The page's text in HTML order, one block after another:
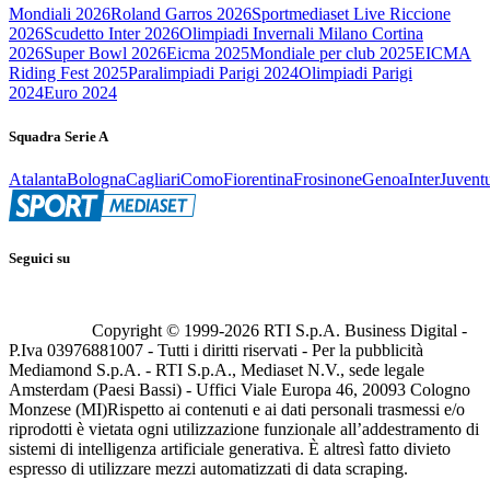
Mondiali 2026Roland Garros 2026Sportmediaset Live Riccione
2026Scudetto Inter 2026Olimpiadi Invernali Milano Cortina
2026Super Bowl 2026Eicma 2025Mondiale per club 2025EICMA
Riding Fest 2025Paralimpiadi Parigi 2024Olimpiadi Parigi
2024Euro 2024
Squadra Serie A
AtalantaBolognaCagliariComoFiorentinaFrosinoneGenoaInter
Seguici su
Copyright © 1999-2026 RTI S.p.A. Business Digital -
P.Iva 03976881007 - Tutti i diritti riservati - Per la pubblicità
Mediamond S.p.A. - RTI S.p.A., Mediaset N.V., sede legale
Amsterdam (Paesi Bassi) - Uffici Viale Europa 46, 20093 Cologno
Monzese (MI)Rispetto ai contenuti e ai dati personali trasmessi e/o
riprodotti è vietata ogni utilizzazione funzionale all’addestramento di
sistemi di intelligenza artificiale generativa. È altresì fatto divieto
espresso di utilizzare mezzi automatizzati di data scraping.